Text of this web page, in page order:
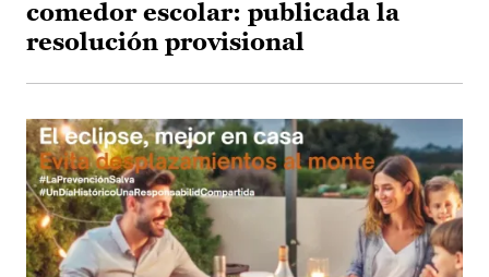
comedor escolar: publicada la
resolución provisional